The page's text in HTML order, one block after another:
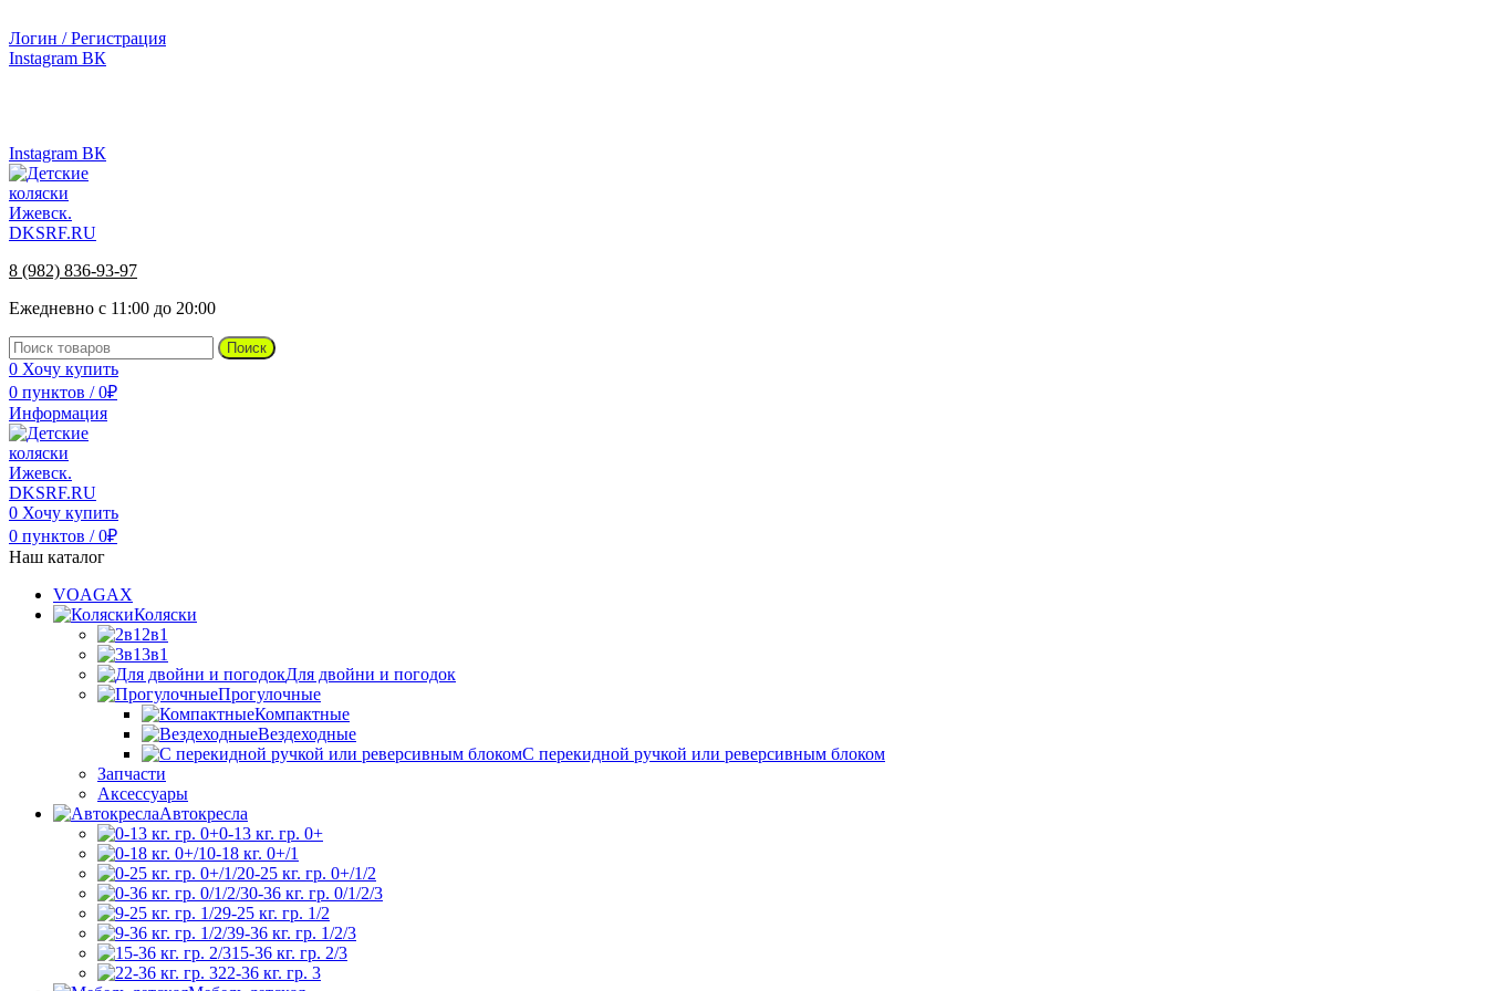
Логин / Регистрация
Instagram ВК
Instagram ВК
8 (982) 836-93-97
Ежедневно с 11:00 до 20:00
Поиск
0 Хочу купить
0 пунктов / 0₽
Информация
0 Хочу купить
0 пунктов / 0₽
Наш каталог
VOAGAX
Коляски
2в1
3в1
Для двойни и погодок
Прогулочные
Компактные
Вездеходные
С перекидной ручкой или реверсивным блоком
Запчасти
Аксессуары
Автокресла
0-13 кг. гр. 0+
0-18 кг. 0+/1
0-25 кг. гр. 0+/1/2
0-36 кг. гр. 0/1/2/3
9-25 кг. гр. 1/2
9-36 кг. гр. 1/2/3
15-36 кг. гр. 2/3
22-36 кг. гр. 3